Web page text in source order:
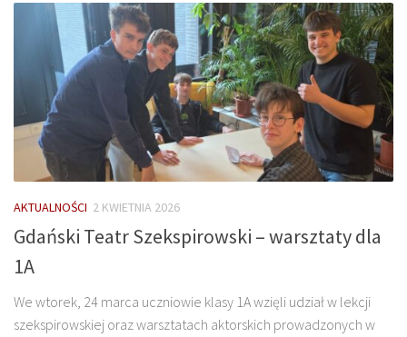
AKTUALNOŚCI 2 KWIETNIA 2026
Gdański Teatr Szekspirowski – warsztaty dla
1A
We wtorek, 24 marca uczniowie klasy 1A wzięli udział w lekcji
szekspirowskiej oraz warsztatach aktorskich prowadzonych w